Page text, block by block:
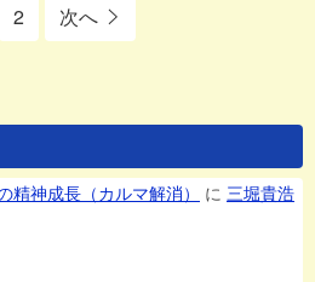
2 次へ
精神成長（カルマ解消） に 三堀貴浩